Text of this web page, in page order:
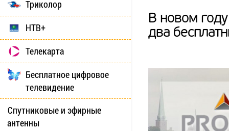
Триколор
НТВ+
Телекарта
Бесплатное цифровое
телевидение
Спутниковые и эфирные
антенны
В новом
два